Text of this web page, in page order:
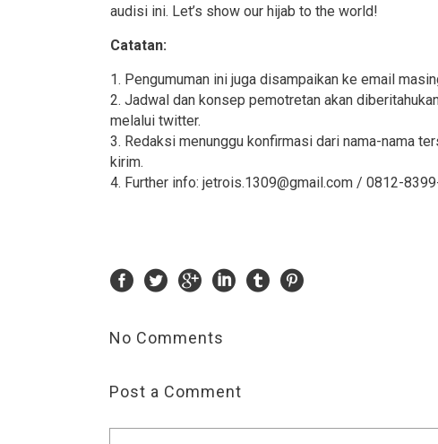
audisi ini. Let’s show our hijab to the world!
Catatan:
1. Pengumuman ini juga disampaikan ke email
2. Jadwal dan konsep pemotretan akan
melalui twitter.
3. Redaksi menunggu konfirmasi dari nama-nama
kirim.
4. Further info: jetrois.1309@gmail.com / 0812-
No Comments
Post a Comment